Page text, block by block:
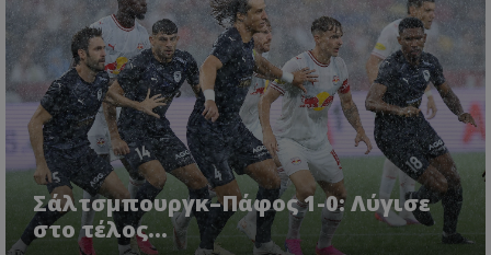
Σάλτσμπουργκ–Πάφος 1-0: Λύγισε
στο τέλος...